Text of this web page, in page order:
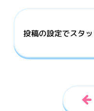
投稿の設定でスタ